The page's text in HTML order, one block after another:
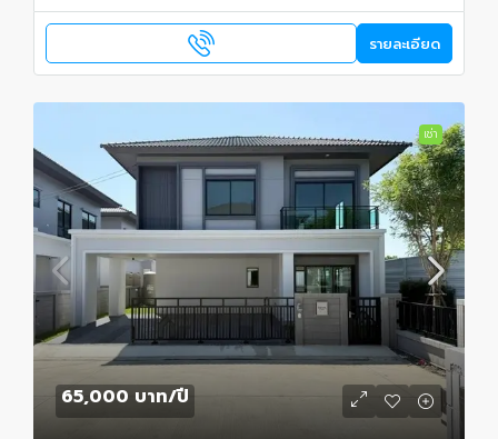
รายละเอียด
เช่า
65,000 บาท/ปี